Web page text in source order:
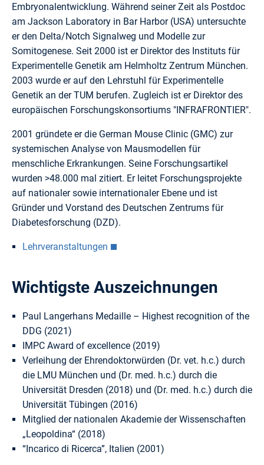
Embryonalentwicklung. Während seiner Zeit als Postdoc
am Jackson Laboratory in Bar Harbor (USA) untersuchte
er den Delta/Notch Signalweg und Modelle zur
Somitogenese. Seit 2000 ist er Direktor des Instituts für
Experimentelle Genetik am Helmholtz Zentrum München.
2003 wurde er auf den Lehrstuhl für Experimentelle
Genetik an der TUM berufen. Zugleich ist er Direktor des
europäischen Forschungskonsortiums "INFRAFRONTIER".
2001 gründete er die German Mouse Clinic (GMC) zur
systemischen Analyse von Mausmodellen für
menschliche Erkrankungen. Seine Forschungsartikel
wurden >48.000 mal zitiert. Er leitet Forschungsprojekte
auf nationaler sowie internationaler Ebene und ist
Gründer und Vorstand des Deutschen Zentrums für
Diabetesforschung (DZD).
Lehrveranstaltungen
Wichtigste Auszeichnungen
Paul Langerhans Medaille – Highest recognition of the
DDG (2021)
IMPC Award of excellence (2019)
Verleihung der Ehrendoktorwürden (Dr. vet. h.c.) durch
die LMU München und (Dr. med. h.c.) durch die
Universität Dresden (2018) und (Dr. med. h.c.) durch die
Universität Tübingen (2016)
Mitglied der nationalen Akademie der Wissenschaften
„Leopoldina“ (2018)
“Incarico di Ricerca”, Italien (2001)